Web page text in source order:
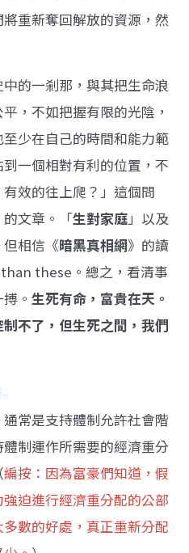
重新奪回解放的資源，然
的一剎那，與其把生命浪
，不如把握有限的光陰，
少在自己的時間和能力範
一個相對有利的位置，不
效的往上爬？」這個問
的文章。「生對家庭」以及
相信《暗黑真相網》的讀
these。總之，看清事
。 生死有命，富貴在天。
不了，但生死之間，我們
常是支持體制允許社會階
制運作所需要的經濟重分
編按：因為富豪們知道，假
迫進行經濟重分配的公部
數的好處，真正重新分配